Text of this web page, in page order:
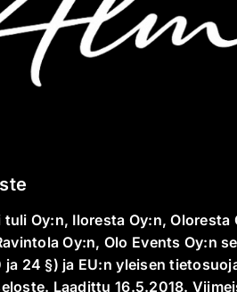
Oy:n, Iloresta Oy:n, Oloresta
Oy:n, Olo Events Oy:n
24 §) ja EU:n yleisen
Laadittu 16.5.2018.